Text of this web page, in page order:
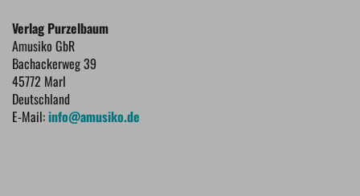
Verlag Purzelbaum
Amusiko GbR
Bachackerweg 39
45772 Marl
Deutschland
E-Mail:info@amusiko.de